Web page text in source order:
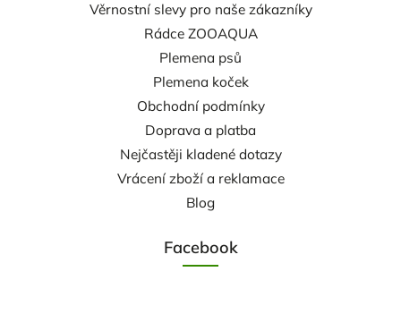
Věrnostní slevy pro naše zákazníky
Rádce ZOOAQUA
Plemena psů
Plemena koček
Obchodní podmínky
Doprava a platba
Nejčastěji kladené dotazy
Vrácení zboží a reklamace
Blog
Facebook